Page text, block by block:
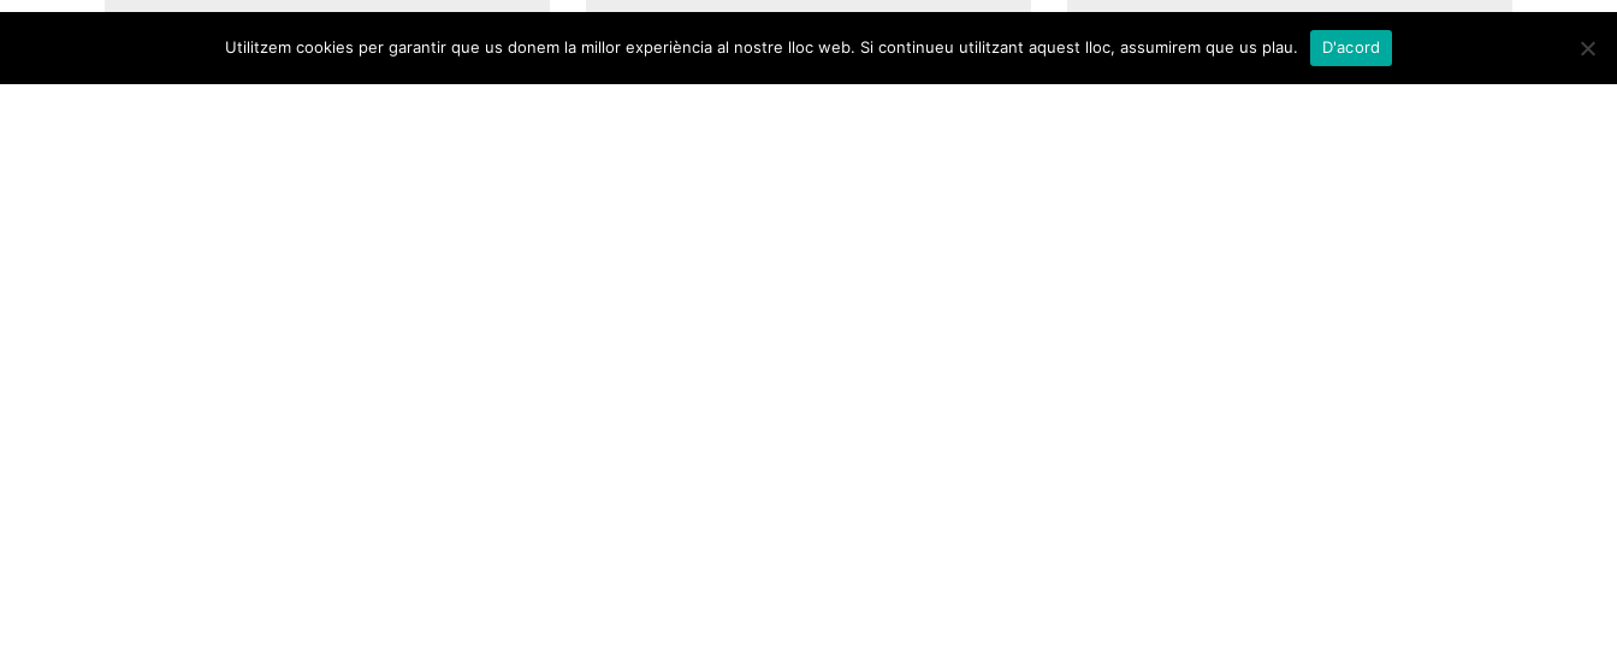
Utilitzem cookies per garantir que us donem la millor experiència al nostre lloc web. Si continueu utilitzant aquest lloc, assumirem que us plau. D'acord